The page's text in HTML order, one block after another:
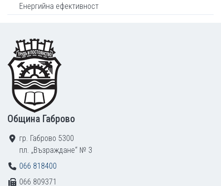
Енергийна ефективност
Footer
Община Габрово
гр. Габрово 5300
пл. „Възраждане“ № 3
066 818400
066 809371